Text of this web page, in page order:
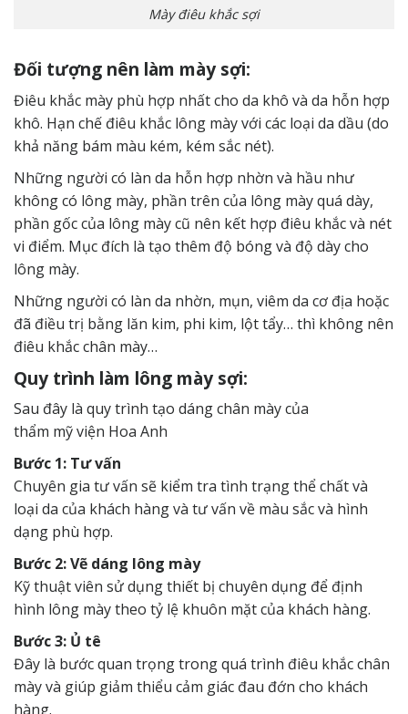
Mày điêu khắc sợi
Đối tượng nên làm mày sợi:
Điêu khắc mày phù hợp nhất cho da khô và da hỗn hợp
khô. Hạn chế điêu khắc lông mày với các loại da dầu (do
khả năng bám màu kém, kém sắc nét).
Những người có làn da hỗn hợp nhờn và hầu như
không có lông mày, phần trên của lông mày quá dày,
phần gốc của lông mày cũ nên kết hợp điêu khắc và nét
vi điểm. Mục đích là tạo thêm độ bóng và độ dày cho
lông mày.
Những người có làn da nhờn, mụn, viêm da cơ địa hoặc
đã điều trị bằng lăn kim, phi kim, lột tẩy… thì không nên
điêu khắc chân mày…
Quy trình làm lông mày sợi:
Sau đây là quy trình tạo dáng chân mày của
thẩm mỹ viện Hoa Anh
Bước 1: Tư vấn
Chuyên gia tư vấn sẽ kiểm tra tình trạng thể chất và
loại da của khách hàng và tư vấn về màu sắc và hình
dạng phù hợp.
Bước 2: Vẽ dáng lông mày
Kỹ thuật viên sử dụng thiết bị chuyên dụng để định
hình lông mày theo tỷ lệ khuôn mặt của khách hàng.
Bước 3: Ủ tê
Đây là bước quan trọng trong quá trình điêu khắc chân
mày và giúp giảm thiểu cảm giác đau đớn cho khách
hàng.